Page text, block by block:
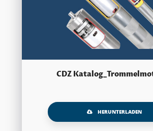
CDZ
HERUNTERLADEN